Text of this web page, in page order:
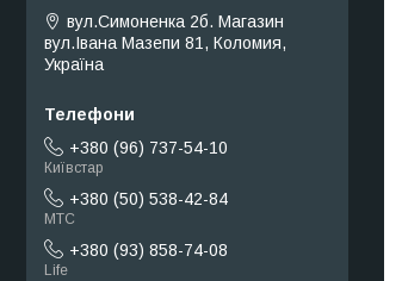
вул.Симоненка 2б. Магазин
вул.Івана Мазепи 81, Коломия,
Україна
+380 (96) 737-54-10
Київстар
+380 (50) 538-42-84
МТС
+380 (93) 858-74-08
Life